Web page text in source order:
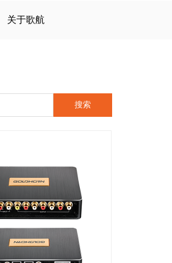
关于歌航
搜索